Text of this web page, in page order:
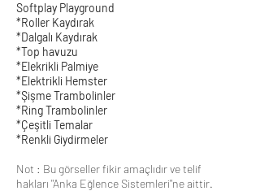
Softplay Playground
*Roller Kaydırak
*Dalgalı Kaydırak
*Top havuzu
*Elekrikli Palmiye
*Elektrikli Hemster
*Şişme Trambolinler
*Ring Trambolinler
*Çeşitli Temalar
*Renkli Giydirmeler
Not : Bu görseller fikir amaçlıdır ve telif
hakları "Anka Eğlence Sistemleri"ne aittir.